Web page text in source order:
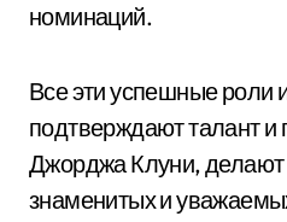
номинаций.
Все эти успешные роли
подтверждают талант
Джорджа Клуни, делают
знаменитых и